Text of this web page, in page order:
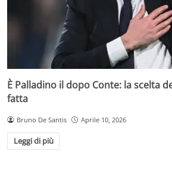
È Palladino il dopo Conte: la scelta
fatta
Bruno De Santis Aprile 10, 2026
Leggi di più